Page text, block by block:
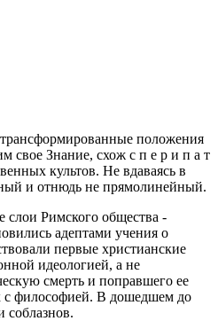
трансформированные положения
свое Знание, схож с п е р и п а т
культов. Не вдаваясь в
и отнюдь не прямолинейный.
Римского общества -
адептами учения о
первые христианские
идеологией, а не
смерть и поправшего ее
с философией. В дошедшем до